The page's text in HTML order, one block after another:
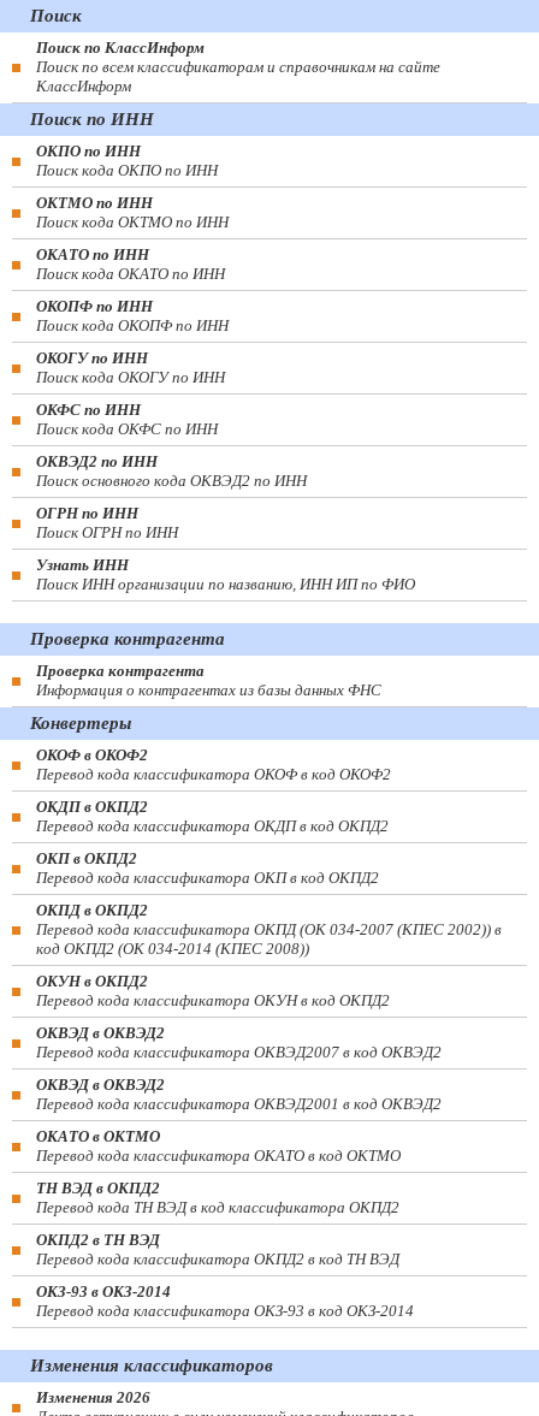
Поиск
Поиск по КлассИнформ
Поиск по всем классификаторам и справочникам на сайте
КлассИнформ
Поиск по ИНН
ОКПО по ИНН
Поиск кода ОКПО по ИНН
ОКТМО по ИНН
Поиск кода ОКТМО по ИНН
ОКАТО по ИНН
Поиск кода ОКАТО по ИНН
ОКОПФ по ИНН
Поиск кода ОКОПФ по ИНН
ОКОГУ по ИНН
Поиск кода ОКОГУ по ИНН
ОКФС по ИНН
Поиск кода ОКФС по ИНН
ОКВЭД2 по ИНН
Поиск основного кода ОКВЭД2 по ИНН
ОГРН по ИНН
Поиск ОГРН по ИНН
Узнать ИНН
Поиск ИНН организации по названию, ИНН ИП по ФИО
Проверка контрагента
Проверка контрагента
Информация о контрагентах из базы данных ФНС
Конвертеры
ОКОФ в ОКОФ2
Перевод кода классификатора ОКОФ в код ОКОФ2
ОКДП в ОКПД2
Перевод кода классификатора ОКДП в код ОКПД2
ОКП в ОКПД2
Перевод кода классификатора ОКП в код ОКПД2
ОКПД в ОКПД2
Перевод кода классификатора ОКПД (ОК 034-2007 (КПЕС 2002)) в
код ОКПД2 (ОК 034-2014 (КПЕС 2008))
ОКУН в ОКПД2
Перевод кода классификатора ОКУН в код ОКПД2
ОКВЭД в ОКВЭД2
Перевод кода классификатора ОКВЭД2007 в код ОКВЭД2
ОКВЭД в ОКВЭД2
Перевод кода классификатора ОКВЭД2001 в код ОКВЭД2
ОКАТО в ОКТМО
Перевод кода классификатора ОКАТО в код ОКТМО
ТН ВЭД в ОКПД2
Перевод кода ТН ВЭД в код классификатора ОКПД2
ОКПД2 в ТН ВЭД
Перевод кода классификатора ОКПД2 в код ТН ВЭД
ОКЗ-93 в ОКЗ-2014
Перевод кода классификатора ОКЗ-93 в код ОКЗ-2014
Изменения классификаторов
Изменения 2026